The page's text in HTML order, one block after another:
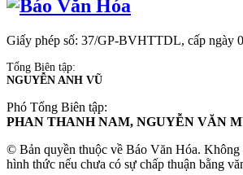
Giấy phép số: 37/GP-BVHTTDL, cấp ngày
Tổng Biên tập:
NGUYỄN ANH VŨ
Phó Tổng Biên tập:
PHAN THANH NAM, NGUYỄN VĂN
© Bản quyền thuộc về Báo Văn Hóa. Không
hình thức nếu chưa có sự chấp thuận bằng